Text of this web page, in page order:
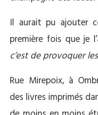
Il aurait pu ajouter
première fois que je
c’est de provoquer
Rue Mirepoix, à
des livres imprimés